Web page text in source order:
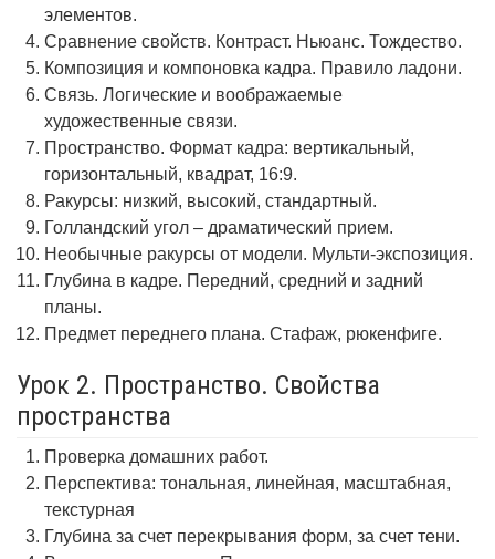
элементов.
Сравнение свойств. Контраст. Ньюанс. Тождество.
Композиция и компоновка кадра. Правило ладони.
Связь. Логические и воображаемые
художественные связи.
Пространство. Формат кадра: вертикальный,
горизонтальный, квадрат, 16:9.
Ракурсы: низкий, высокий, стандартный.
Голландский угол – драматический прием.
Необычные ракурсы от модели. Мульти-экспозиция.
Глубина в кадре. Передний, средний и задний
планы.
Предмет переднего плана. Стафаж, рюкенфиге.
Урок 2. Пространство. Свойства
пространства
Проверка домашних работ.
Перспектива: тональная, линейная, масштабная,
текстурная
Глубина за счет перекрывания форм, за счет тени.